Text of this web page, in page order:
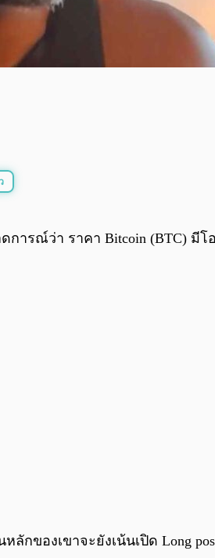
การณ์ว่า ราคา Bitcoin (BTC)
ของเขาจะยังเน้นเปิด Long